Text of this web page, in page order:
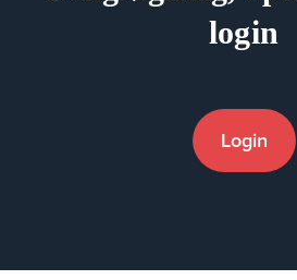
login
Login